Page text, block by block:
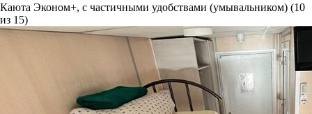
Каюта Эконом+, с частичными удобствами (умывальником) (10
из 15)